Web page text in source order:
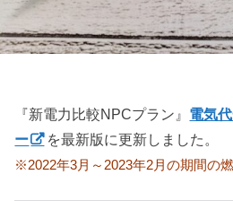
『新電力比較NPCプラン』 電気
ー
を最新版に更新しました。
※2022年3月～2023年2月の期間の